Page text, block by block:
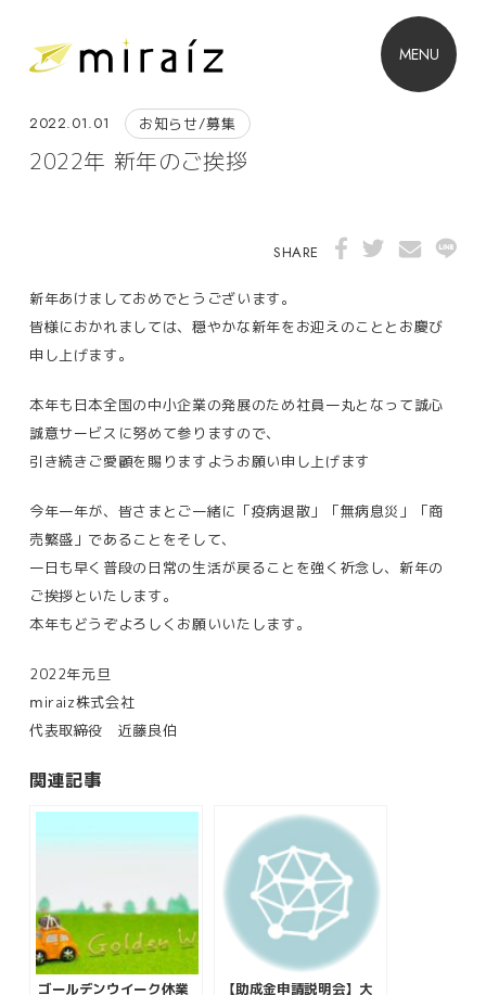
MENU
2022.01.01 お知らせ/募集
2022年 新年のご挨拶
SHARE
新年あけましておめでとうございます。
皆様におかれましては、穏やかな新年をお迎えのこととお慶び
申し上げます。
本年も日本全国の中小企業の発展のため社員一丸となって誠心
誠意サービスに努めて参りますので、
引き続きご愛顧を賜りますようお願い申し上げます
今年一年が、皆さまとご一緒に「疫病退散」「無病息災」「商
売繁盛」であることをそして、
一日も早く普段の日常の生活が戻ることを強く祈念し、新年の
ご挨拶といたします。
本年もどうぞよろしくお願いいたします。
2022年元旦
ⅿiraiz株式会社
代表取締役 近藤良伯
関連記事
ゴールデンウイーク休業
【助成金申請説明会】大